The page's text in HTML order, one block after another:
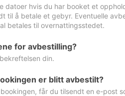
datoer hvis du har booket et
til å betale et gebyr. Eventuelle
betales til overnattingsstedet.
for avbestilling?
din.
er blitt avbestilt?
får du tilsendt en e-post